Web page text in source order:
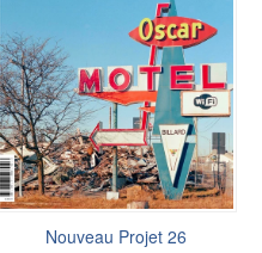
Nouveau Projet 26